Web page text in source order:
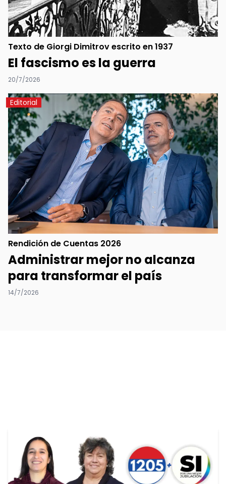
Texto de Giorgi Dimitrov escrito en 1937
El fascismo es la guerra
20/7/2026
Editorial
Rendición de Cuentas 2026
Administrar mejor no alcanza
para transformar el país
14/7/2026